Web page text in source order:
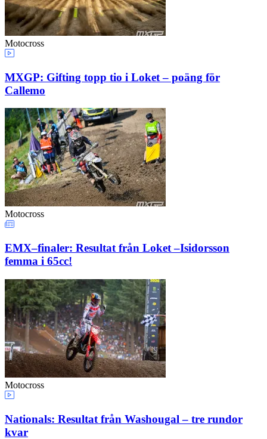
Motocross
MXGP: Gifting topp tio i Loket – poäng för
Callemo
Motocross
EMX–finaler: Resultat från Loket –Isidorsson
femma i 65cc!
Motocross
Nationals: Resultat från Washougal – tre rundor
kvar